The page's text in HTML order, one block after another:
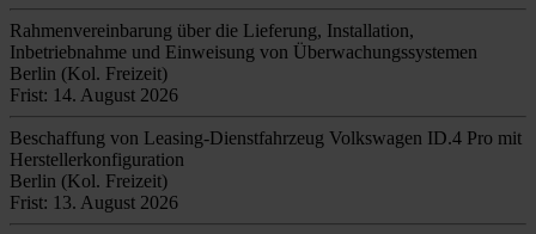
Rahmenvereinbarung über die Lieferung, Installation,
Inbetriebnahme und Einweisung von Überwachungssystemen
Berlin (Kol. Freizeit)
Frist: 14. August 2026
Beschaffung von Leasing-Dienstfahrzeug Volkswagen ID.4 Pro mit
Herstellerkonfiguration
Berlin (Kol. Freizeit)
Frist: 13. August 2026